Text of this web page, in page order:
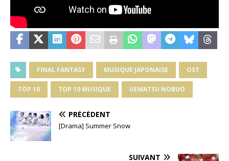
FINAL FANTASY MUSIQUE JAPONAISE OST
TOP 10 TOP 10 MUSIQUE UEMATSU NOBUO
PRÉCÉDENT
[Drama] Summer Snow
SUIVANT